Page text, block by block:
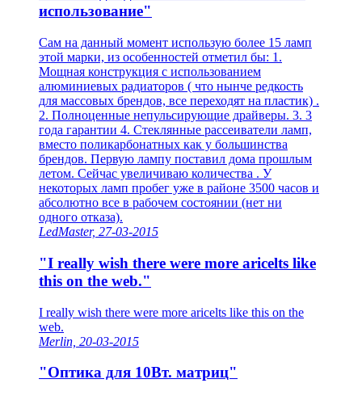
использование"
Сам на данный момент использую более 15 ламп
этой марки, из особенностей отметил бы: 1.
Мощная конструкция с использованием
алюминиевых радиаторов ( что нынче редкость
для массовых брендов, все переходят на пластик) .
2. Полноценные непульсирующие драйверы. 3. 3
года гарантии 4. Стеклянные рассеиватели ламп,
вместо поликарбонатных как у большинства
брендов. Первую лампу поставил дома прошлым
летом. Сейчас увеличиваю количества . У
некоторых ламп пробег уже в районе 3500 часов и
абсолютно все в рабочем состоянии (нет ни
одного отказа).
LedMaster, 27-03-2015
"I really wish there were more aricelts like
this on the web."
I really wish there were more aricelts like this on the
web.
Merlin, 20-03-2015
"Оптика для 10Вт. матриц"